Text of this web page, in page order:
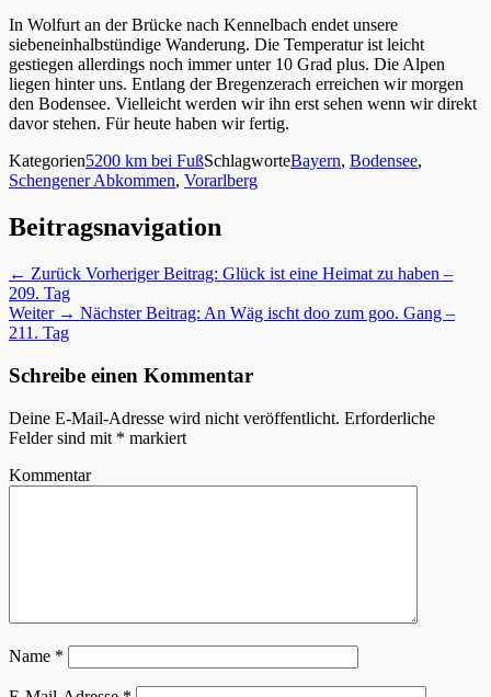
In Wolfurt an der Brücke nach Kennelbach endet unsere
siebeneinhalbstündige Wanderung. Die Temperatur ist leicht
gestiegen allerdings noch immer unter 10 Grad plus. Die Alpen
liegen hinter uns. Entlang der Bregenzerach erreichen wir morgen
den Bodensee. Vielleicht werden wir ihn erst sehen wenn wir direkt
davor stehen. Für heute haben wir fertig.
Kategorien5200 km bei FußSchlagworteBayern, Bodensee,
Schengener Abkommen, Vorarlberg
Beitragsnavigation
← Zurück Vorheriger Beitrag: Glück ist eine Heimat zu haben –
209. Tag
Weiter → Nächster Beitrag: An Wäg ischt doo zum goo. Gang –
211. Tag
Schreibe einen Kommentar
Deine E-Mail-Adresse wird nicht veröffentlicht. Erforderliche
Felder sind mit * markiert
Kommentar
Name *